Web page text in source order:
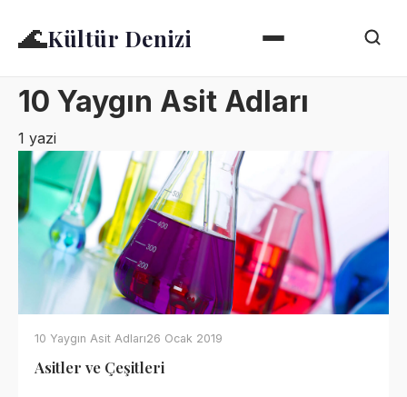
🌊Kültür Denizi
10 Yaygın Asit Adları
1 yazi
10 Yaygın Asit Adları26 Ocak 2019
Asitler ve Çeşitleri